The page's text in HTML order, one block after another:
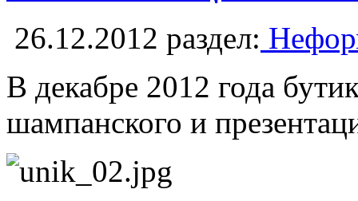
26.12.2012 раздел:
В декабре 2012 года
шампанского и